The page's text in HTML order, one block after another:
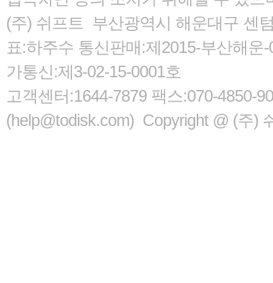
(주) 쉬프트 부산광역시 해운대구 센
표:하주수 통신판매:제2015-부산해
가통신:제3-02-15-0001호
고객센터:1644-7879 팩스:070-4850-
(help@todisk.com) Copyright @ (주)